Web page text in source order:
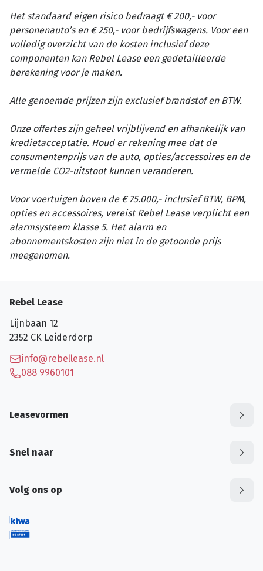
Het standaard eigen risico bedraagt € 200,- voor
personenauto’s en € 250,- voor bedrijfswagens. Voor een
volledig overzicht van de kosten inclusief deze
componenten kan Rebel Lease een gedetailleerde
berekening voor je maken.
Alle genoemde prijzen zijn exclusief brandstof en BTW.
Onze offertes zijn geheel vrijblijvend en afhankelijk van
kredietacceptatie. Houd er rekening mee dat de
consumentenprijs van de auto, opties/accessoires en de
vermelde CO2-uitstoot kunnen veranderen.
Voor voertuigen boven de € 75.000,- inclusief BTW, BPM,
opties en accessoires, vereist Rebel Lease verplicht een
alarmsysteem klasse 5. Het alarm en
abonnementskosten zijn niet in de getoonde prijs
meegenomen.
Rebel Lease
Lijnbaan 12
2352 CK Leiderdorp
info@rebellease.nl
088 9960101
Leasevormen
Snel naar
Volg ons op